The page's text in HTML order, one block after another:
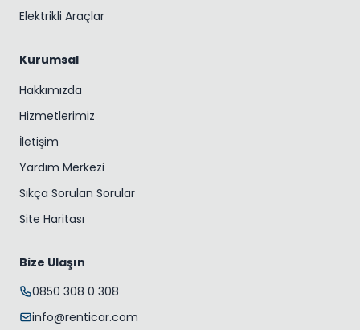
Elektrikli Araçlar
Kurumsal
Hakkımızda
Hizmetlerimiz
İletişim
Yardım Merkezi
Sıkça Sorulan Sorular
Site Haritası
Bize Ulaşın
0850 308 0 308
info@renticar.com